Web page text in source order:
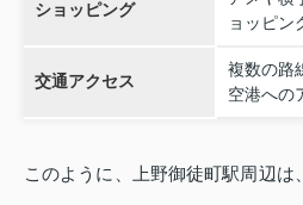
ショッピング
ョッピン
交通アクセス
複数の路
空港への
このように、上野御徒町駅周辺は